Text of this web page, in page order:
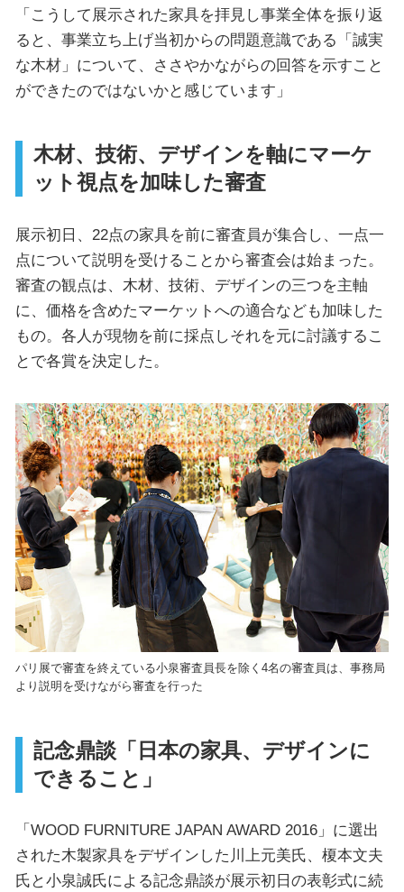
「こうして展示された家具を拝見し事業全体を振り返
ると、事業立ち上げ当初からの問題意識である「誠実
な木材」について、ささやかながらの回答を示すこと
ができたのではないかと感じています」
木材、技術、デザインを軸にマーケ
ット視点を加味した審査
展示初日、22点の家具を前に審査員が集合し、一点一
点について説明を受けることから審査会は始まった。
審査の観点は、木材、技術、デザインの三つを主軸
に、価格を含めたマーケットへの適合なども加味した
もの。各人が現物を前に採点しそれを元に討議するこ
とで各賞を決定した。
パリ展で審査を終えている小泉審査員長を除く4名の審査員は、事務局
より説明を受けながら審査を行った
記念鼎談「日本の家具、デザインに
できること」
「WOOD FURNITURE JAPAN AWARD 2016」に選出
された木製家具をデザインした川上元美氏、榎本文夫
氏と小泉誠氏による記念鼎談が展示初日の表彰式に続